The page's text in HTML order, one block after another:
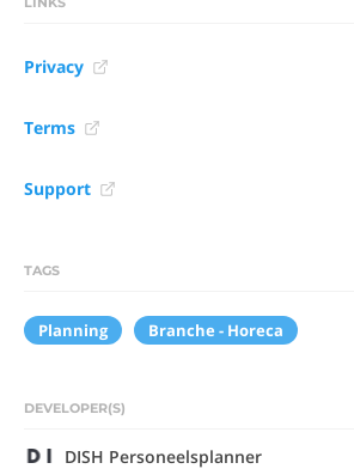
Privacy
Terms
Support
TAGS
Planning Branche - Horeca
DEVELOPER(S)
DISH Personeelsplanner